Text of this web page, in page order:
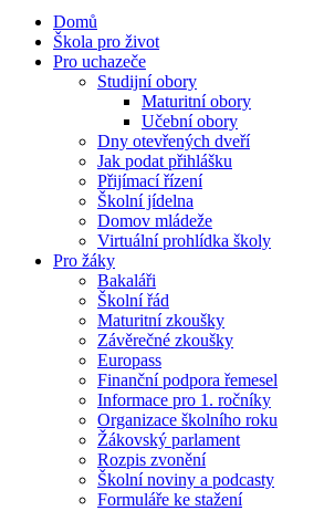
Domů
Škola pro život
Pro uchazeče
Studijní obory
Maturitní obory
Učební obory
Dny otevřených dveří
Jak podat přihlášku
Přijímací řízení
Školní jídelna
Domov mládeže
Virtuální prohlídka školy
Pro žáky
Bakaláři
Školní řád
Maturitní zkoušky
Závěrečné zkoušky
Europass
Finanční podpora řemesel
Informace pro 1. ročníky
Organizace školního roku
Žákovský parlament
Rozpis zvonění
Školní noviny a podcasty
Formuláře ke stažení